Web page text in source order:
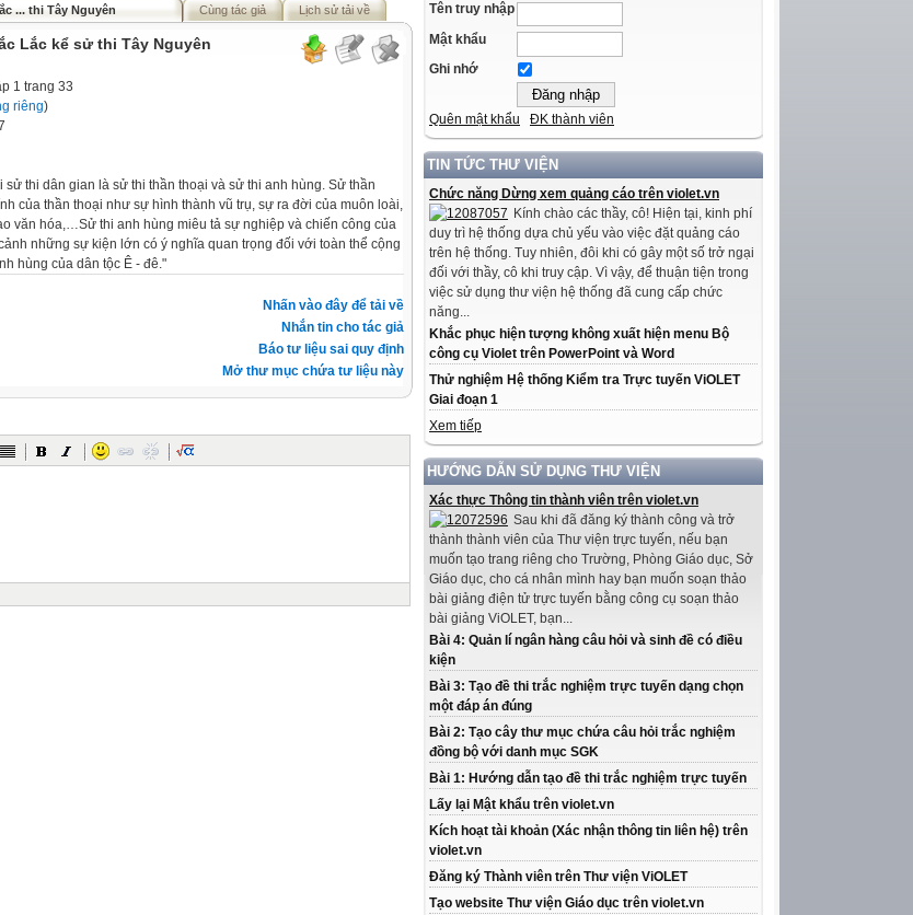
Tên truy nhập
Mật khẩu
Ghi nhớ
Quên mật khẩu ĐK thành viên
TIN TỨC THƯ VIỆN
Chức năng Dừng xem quảng cáo trên violet.vn
Kính chào các thầy, cô! Hiện tại, kinh phí
duy trì hệ thống dựa chủ yếu vào việc đặt quảng cáo
trên hệ thống. Tuy nhiên, đôi khi có gây một số trở ngại
đối với thầy, cô khi truy cập. Vì vậy, để thuận tiện trong
việc sử dụng thư viện hệ thống đã cung cấp chức
năng...
Khắc phục hiện tượng không xuất hiện menu Bộ
công cụ Violet trên PowerPoint và Word
Thử nghiệm Hệ thống Kiểm tra Trực tuyến ViOLET
Giai đoạn 1
Xem tiếp
HƯỚNG DẪN SỬ DỤNG THƯ VIỆN
Xác thực Thông tin thành viên trên violet.vn
Sau khi đã đăng ký thành công và trở
thành thành viên của Thư viện trực tuyến, nếu bạn
muốn tạo trang riêng cho Trường, Phòng Giáo dục, Sở
Giáo dục, cho cá nhân mình hay bạn muốn soạn thảo
bài giảng điện tử trực tuyến bằng công cụ soạn thảo
bài giảng ViOLET, bạn...
Bài 4: Quản lí ngân hàng câu hỏi và sinh đề có điều
kiện
Bài 3: Tạo đề thi trắc nghiệm trực tuyến dạng chọn
một đáp án đúng
Bài 2: Tạo cây thư mục chứa câu hỏi trắc nghiệm
đồng bộ với danh mục SGK
Bài 1: Hướng dẫn tạo đề thi trắc nghiệm trực tuyến
Lấy lại Mật khẩu trên violet.vn
Kích hoạt tài khoản (Xác nhận thông tin liên hệ) trên
violet.vn
Đăng ký Thành viên trên Thư viện ViOLET
Tạo website Thư viện Giáo dục trên violet.vn
... thi Tây Nguyên Cùng tác giả Lịch sử tải về
Lắc kể sử thi Tây Nguyên
1 trang 33
riêng)
sử thi dân gian là sử thi thần thoại và sử thi anh hùng. Sử thần
của thần thoại như sự hình thành vũ trụ, sự ra đời của muôn loài,
văn hóa,…Sử thi anh hùng miêu tả sự nghiệp và chiến công của
những sự kiện lớn có ý nghĩa quan trọng đối với toàn thể cộng
hùng của dân tộc Ê - đê."
Nhấn vào đây để tải về
Nhắn tin cho tác giả
Báo tư liệu sai quy định
Mở thư mục chứa tư liệu này